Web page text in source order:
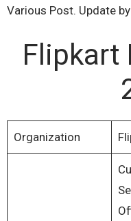
Various Post. Update
Flipkart
Organization